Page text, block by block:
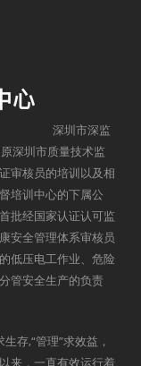
深圳市深监
深圳市质量技术监
审核员的培训以及相
培训中心的下属公
批经国家认证认可监
安全管理体系审核员
低压电工作业、危险
管安全生产的负责
存,“管理”求效益，
来，一直有效运行着